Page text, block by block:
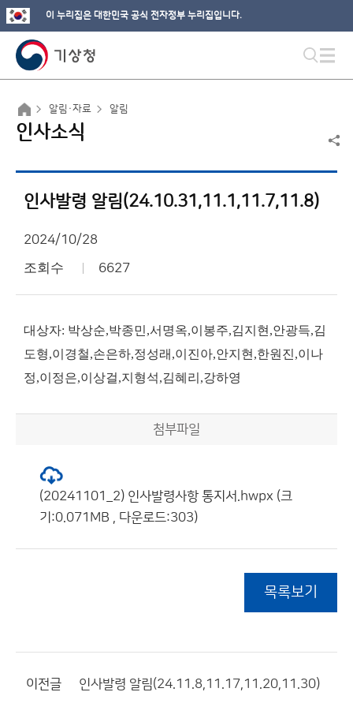
이 누리집은 대한민국 공식 전자정부 누리집입니다.
알림·자료 알림
인사소식
인사발령 알림(24.10.31,11.1,11.7,11.8)
2024/10/28
조회수 6627
대상자: 박상순,박종민,서명옥,이봉주,김지현,안광득,김
도형,이경철,손은하,정성래,이진아,안지현,한원진,이나
정,이정은,이상걸,지형석,김혜리,강하영
첨부파일
(20241101_2) 인사발령사항 통지서.hwpx (크
기:0.071MB , 다운로드:303)
목록보기
이전글 인사발령 알림(24.11.8,11.17,11.20,11.30)